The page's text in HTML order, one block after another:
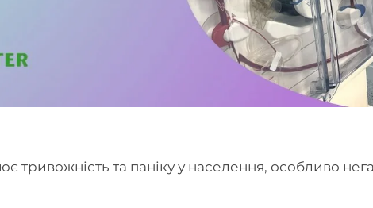
тривожність та паніку у населення, особливо